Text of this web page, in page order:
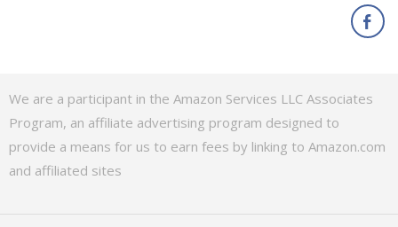
We are a participant in the Amazon Services LLC Associates
Program, an affiliate advertising program designed to
provide a means for us to earn fees by linking to Amazon.com
and affiliated sites